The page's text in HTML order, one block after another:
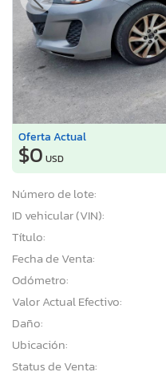
Oferta Actual
$0 USD
Número de lote:
ID vehicular (VIN):
Título:
Fecha de Venta:
Odómetro:
Valor Actual Efectivo:
Daño:
Ubicación:
Status de Venta: